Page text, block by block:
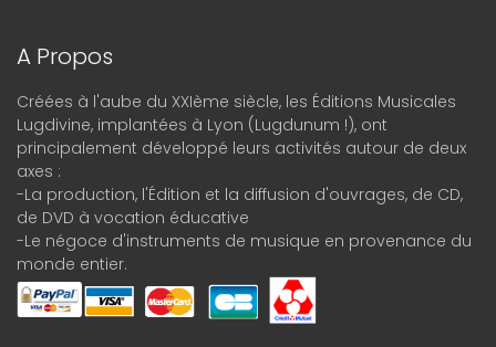
A Propos
Créées à l'aube du XXIème siècle, les Éditions Musicales
Lugdivine, implantées à Lyon (Lugdunum !), ont
principalement développé leurs activités autour de deux
axes :
-La production, l'Édition et la diffusion d'ouvrages, de CD,
de DVD à vocation éducative
-Le négoce d'instruments de musique en provenance du
monde entier.